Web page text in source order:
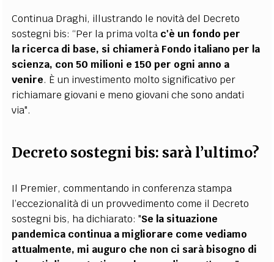
Continua Draghi, illustrando le novità del Decreto
sostegni bis: “Per la prima volta c'è un fondo per
la ricerca di base, si chiamerà Fondo italiano per la
scienza, con 50 milioni e 150 per ogni anno a
venire. È un investimento molto significativo per
richiamare giovani e meno giovani che sono andati
via".
Decreto sostegni bis: sarà l’ultimo?
Il Premier, commentando in conferenza stampa
l’eccezionalità di un provvedimento come il Decreto
sostegni bis, ha dichiarato: "Se la situazione
pandemica continua a migliorare come vediamo
attualmente, mi auguro che non ci sarà bisogno di